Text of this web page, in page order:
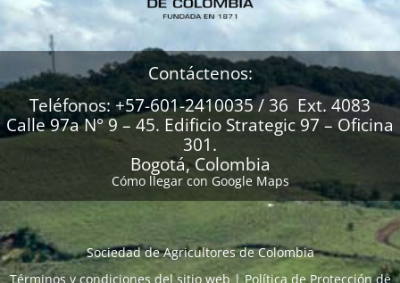
Contáctenos:
Teléfonos: +57-601-2410035 / 36 Ext. 4083
Calle 97a N° 9 – 45. Edificio Strategic 97 – Oficina
301.
Bogotá, Colombia
Cómo llegar con Google Maps
Sociedad de Agricultores de Colombia
Términos y condiciones del sitio web|Política de Protección de